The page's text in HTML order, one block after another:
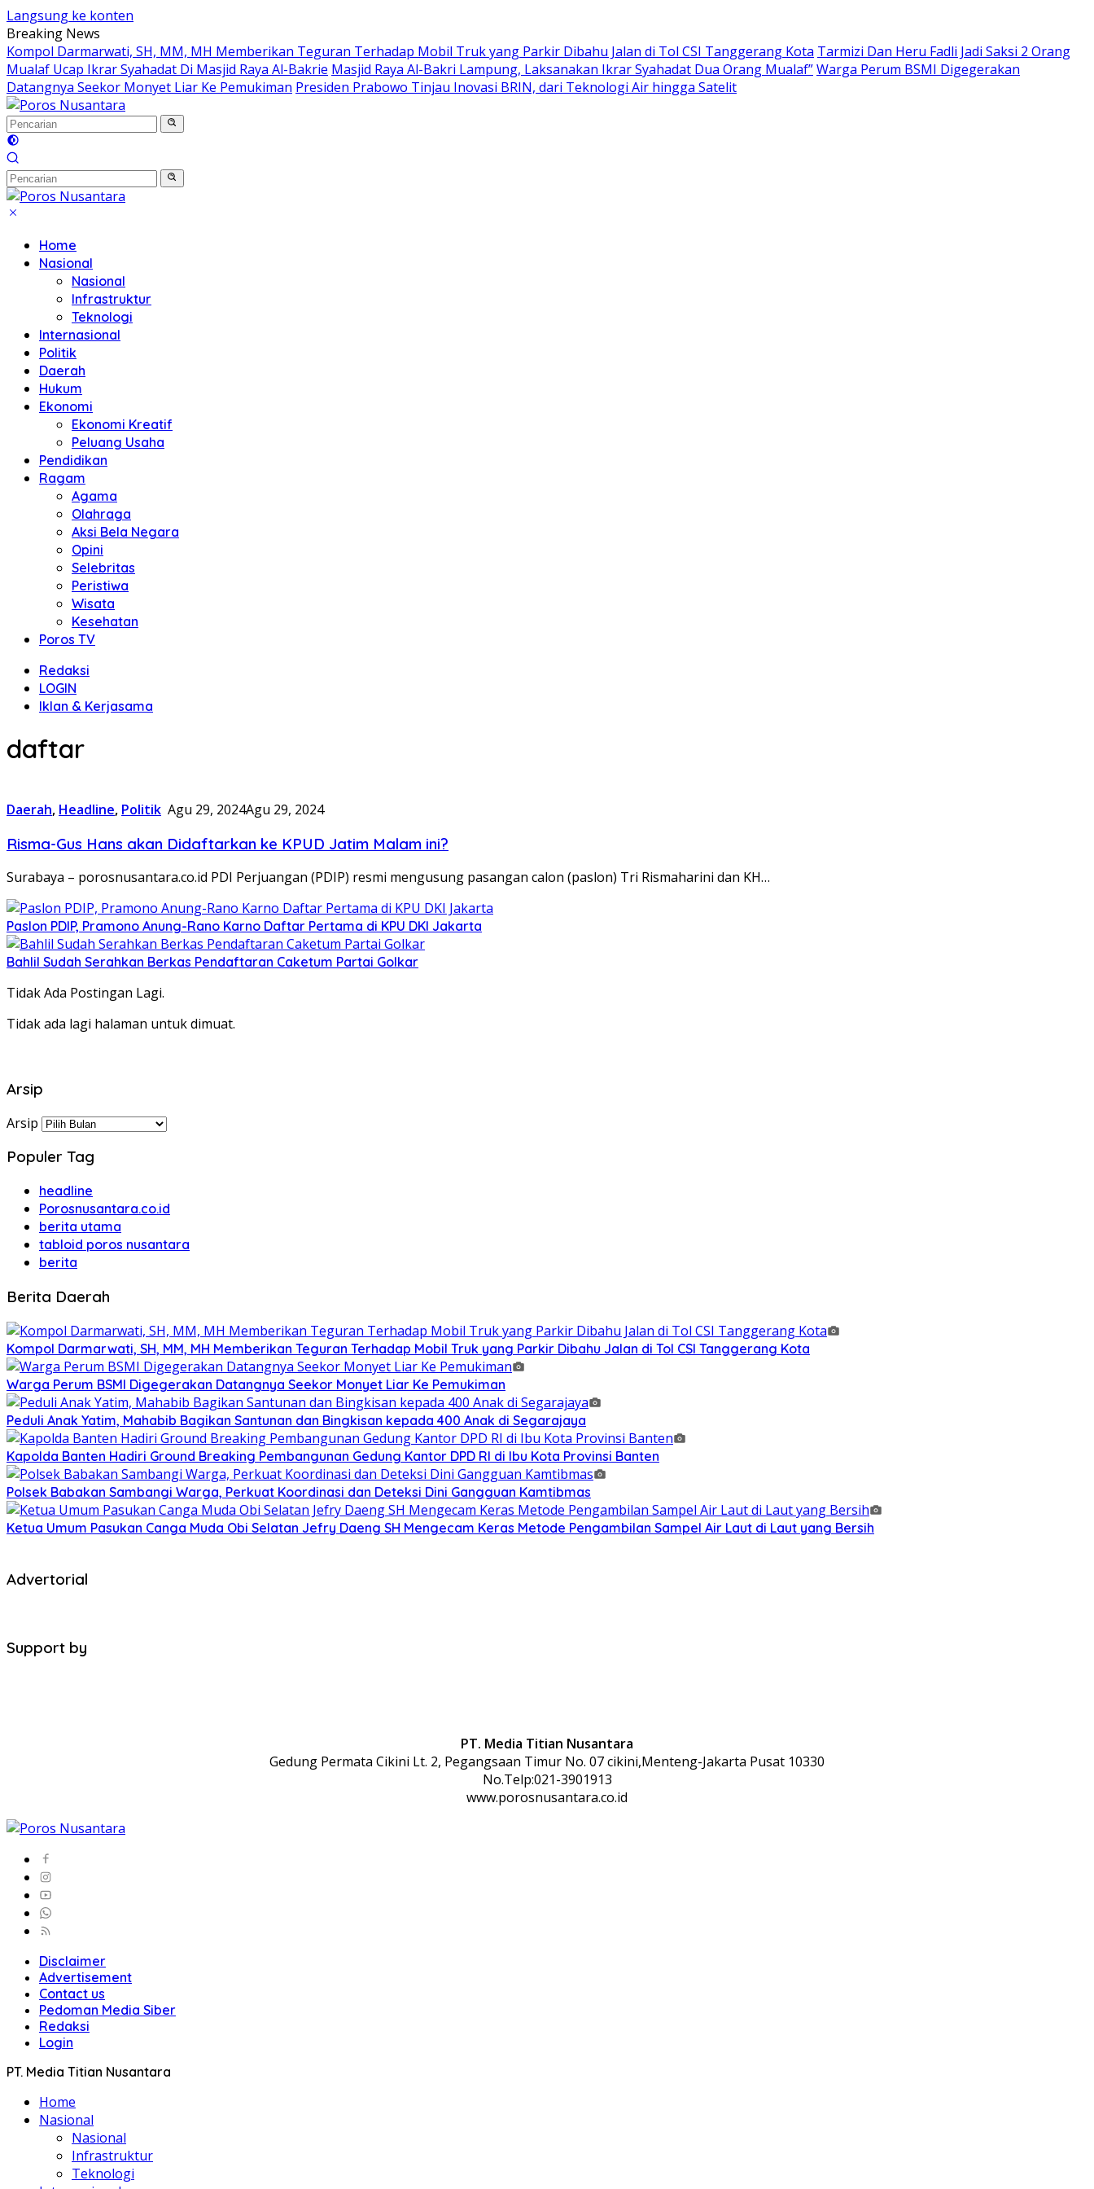
Langsung ke konten
Breaking News
Kompol Darmarwati, SH, MM, MH Memberikan Teguran Terhadap Mobil Truk yang Parkir Dibahu Jalan di Tol CSI Tanggerang Kota Tarmizi Dan Heru Fadli Jadi Saksi 2 Orang
Mualaf Ucap Ikrar Syahadat Di Masjid Raya Al-Bakrie Masjid Raya Al-Bakri Lampung, Laksanakan Ikrar Syahadat Dua Orang Mualaf”Warga Perum BSMI Digegerakan
Datangnya Seekor Monyet Liar Ke Pemukiman Presiden Prabowo Tinjau Inovasi BRIN, dari Teknologi Air hingga Satelit
Home
Nasional
Nasional
Infrastruktur
Teknologi
Internasional
Politik
Daerah
Hukum
Ekonomi
Ekonomi Kreatif
Peluang Usaha
Pendidikan
Ragam
Agama
Olahraga
Aksi Bela Negara
Opini
Selebritas
Peristiwa
Wisata
Kesehatan
Poros TV
Redaksi
LOGIN
Iklan & Kerjasama
daftar
Daerah, Headline, Politik Agu 29, 2024Agu 29, 2024
Risma-Gus Hans akan Didaftarkan ke KPUD Jatim Malam ini?
Surabaya – porosnusantara.co.id PDI Perjuangan (PDIP) resmi mengusung pasangan calon (paslon) Tri Rismaharini dan KH…
Paslon PDIP, Pramono Anung-Rano Karno Daftar Pertama di KPU DKI Jakarta
Bahlil Sudah Serahkan Berkas Pendaftaran Caketum Partai Golkar
Tidak Ada Postingan Lagi.
Tidak ada lagi halaman untuk dimuat.
Arsip
Arsip
Populer Tag
headline
Porosnusantara.co.id
berita utama
tabloid poros nusantara
berita
Berita Daerah
Kompol Darmarwati, SH, MM, MH Memberikan Teguran Terhadap Mobil Truk yang Parkir Dibahu Jalan di Tol CSI Tanggerang Kota
Warga Perum BSMI Digegerakan Datangnya Seekor Monyet Liar Ke Pemukiman
Peduli Anak Yatim, Mahabib Bagikan Santunan dan Bingkisan kepada 400 Anak di Segarajaya
Kapolda Banten Hadiri Ground Breaking Pembangunan Gedung Kantor DPD RI di Ibu Kota Provinsi Banten
Polsek Babakan Sambangi Warga, Perkuat Koordinasi dan Deteksi Dini Gangguan Kamtibmas
Ketua Umum Pasukan Canga Muda Obi Selatan Jefry Daeng SH Mengecam Keras Metode Pengambilan Sampel Air Laut di Laut yang Bersih
Advertorial
Support by
PT. Media Titian Nusantara
Gedung Permata Cikini Lt. 2, Pegangsaan Timur No. 07 cikini,Menteng-Jakarta Pusat 10330
No.Telp:021-3901913
www.porosnusantara.co.id
Disclaimer
Advertisement
Contact us
Pedoman Media Siber
Redaksi
Login
PT. Media Titian Nusantara
Home
Nasional
Nasional
Infrastruktur
Teknologi